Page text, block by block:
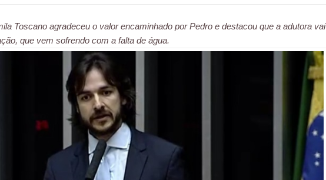
Toscano agradeceu o valor encaminhado por Pedro e destacou que a adutora vai
que vem sofrendo com a falta de água.